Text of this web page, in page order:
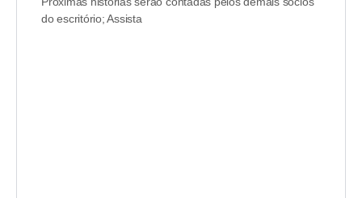
do escritório; Assista